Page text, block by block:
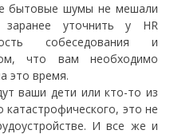
бытовые шумы не мешали
уточнить у HR
собеседования и
что вам необходимо
это время.
ваши дети или кто-то из
катастрофического, это не
И все же и